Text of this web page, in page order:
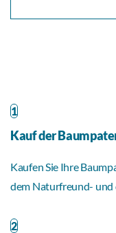
1
Kauf der
Kaufen Sie Ihre
dem Naturfreund-
2